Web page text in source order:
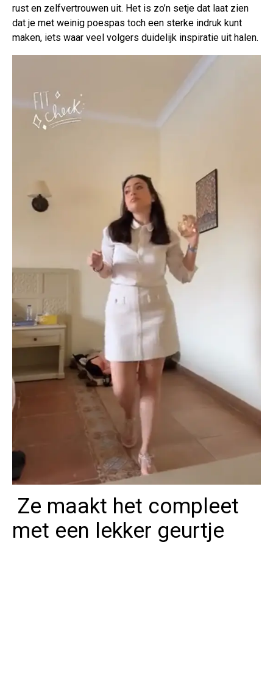
rust en zelfvertrouwen uit. Het is zo’n setje dat laat zien
dat je met weinig poespas toch een sterke indruk kunt
maken, iets waar veel volgers duidelijk inspiratie uit halen.
Ze maakt het compleet
met een lekker geurtje